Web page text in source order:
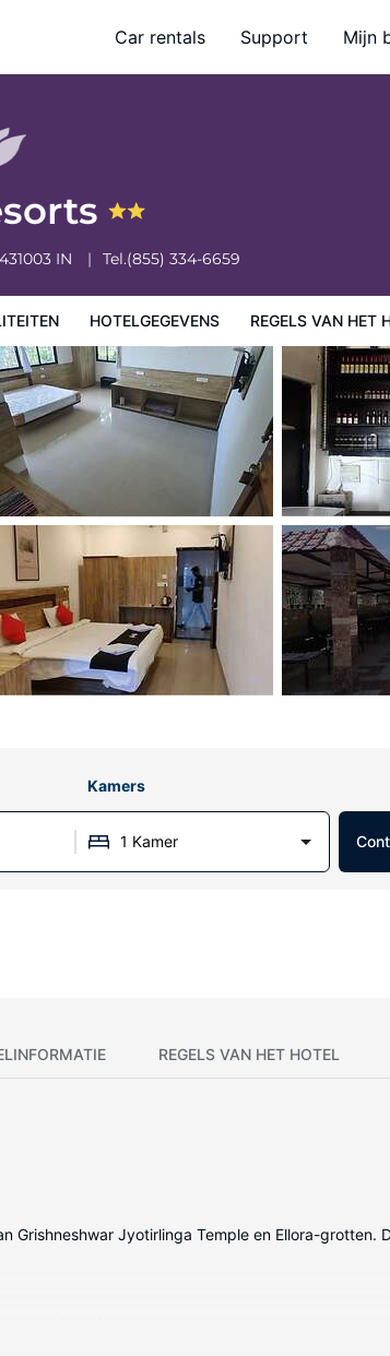
Car rentals Support Mijn
431003 IN Tel.(855) 334-6659
HOTELGEGEVENS REGELS VAN HET
Kamers
1 Kamer
REGELS VAN HET HOTEL
Grishneshwar Jyotirlinga Temple en Ellora-grotten.